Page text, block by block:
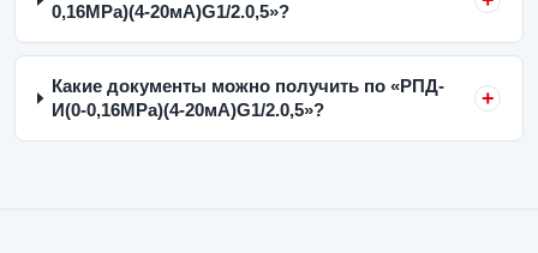
0,16MPa)(4-20мА)G1/2.0,5»?
Какие документы можно получить по «РПД-
И(0-0,16MPa)(4-20мА)G1/2.0,5»?